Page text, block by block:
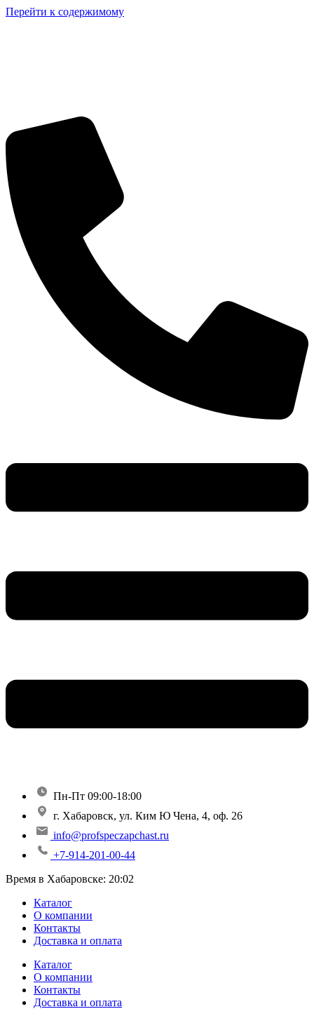
Перейти к содержимому
Пн-Пт 09:00-18:00
г. Хабаровск, ул. Ким Ю Чена, 4, оф. 26
info@profspeczapchast.ru
+7-914-201-00-44
Время в Хабаровске: 20:02
Каталог
О компании
Контакты
Доставка и оплата
Каталог
О компании
Контакты
Доставка и оплата